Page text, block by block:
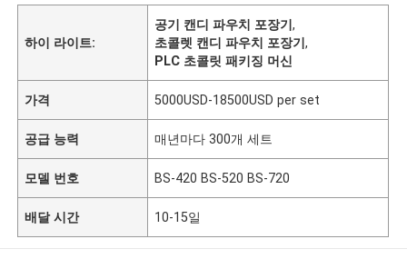
하이 라이트:
공기 캔디 파우치 포장기,
초콜렛 캔디 파우치 포장기,
PLC 초콜릿 패키징 머신
가격 5000USD-18500USD per set
공급 능력 매년마다 300개 세트
모델 번호 BS-420 BS-520 BS-720
배달 시간 10-15일